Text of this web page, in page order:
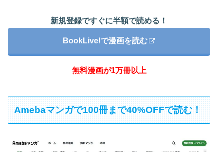
新規登録ですぐに半額で読める！
BookLive!で漫画を読む
無料漫画が1万冊以上
Amebaマンガで100冊まで40%OFFで読む！